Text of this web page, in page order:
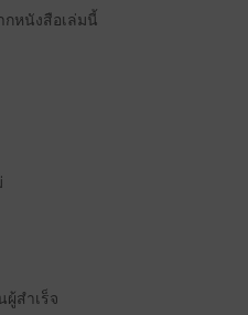
กหนังสือเล่มนี้
สำเร็จ